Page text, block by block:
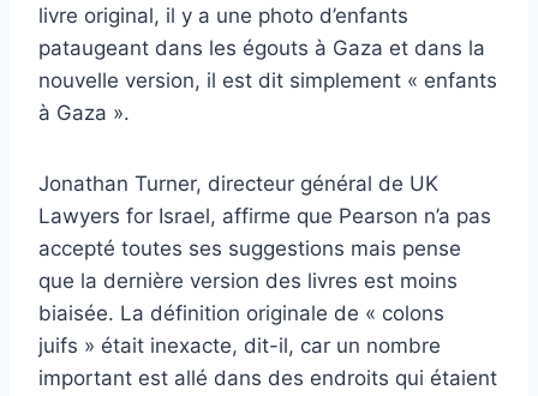
livre original, il y a une photo d’enfants
pataugeant dans les égouts à Gaza et dans la
nouvelle version, il est dit simplement « enfants
à Gaza ».
Jonathan Turner, directeur général de UK
Lawyers for Israel, affirme que Pearson n’a pas
accepté toutes ses suggestions mais pense
que la dernière version des livres est moins
biaisée. La définition originale de « colons
juifs » était inexacte, dit-il, car un nombre
important est allé dans des endroits qui étaient